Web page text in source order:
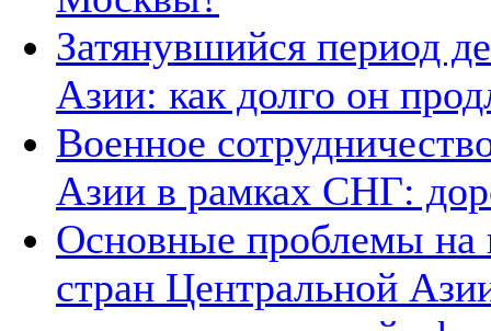
Затянувшийся период
Азии: как долго он
Военное
Азии в рамках СНГ:
Основные проблемы на
стран Центральной